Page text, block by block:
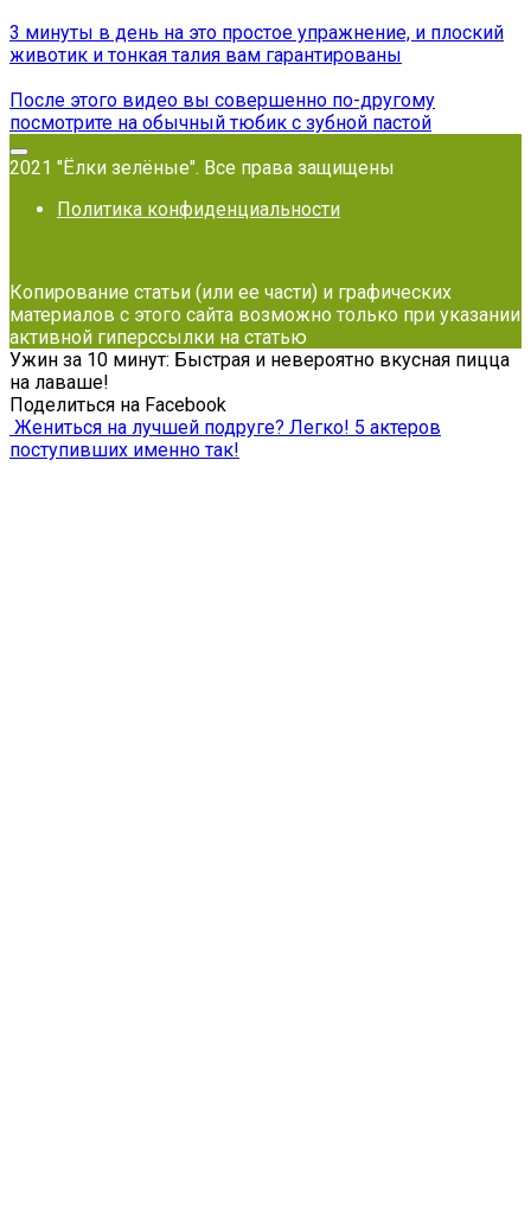
3 минуты в день на это простое упражнение, и плоский
животик и тонкая талия вам гарантированы
После этого видео вы совершенно по-другому
посмотрите на обычный тюбик с зубной пастой
2021 "Ёлки зелёные". Все права защищены
Политика конфиденциальности
Копирование статьи (или ее части) и графических
материалов с этого сайта возможно только при указании
активной гиперссылки на статью
Ужин за 10 минут: Быстрая и невероятно вкусная пицца
на лаваше!
Поделиться на Facebook
Жениться на лучшей подруге? Легко! 5 актеров
поступивших именно так!